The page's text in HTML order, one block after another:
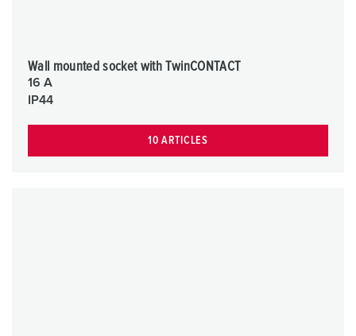
Wall mounted socket with TwinCONTACT
16 A
IP44
10 ARTICLES